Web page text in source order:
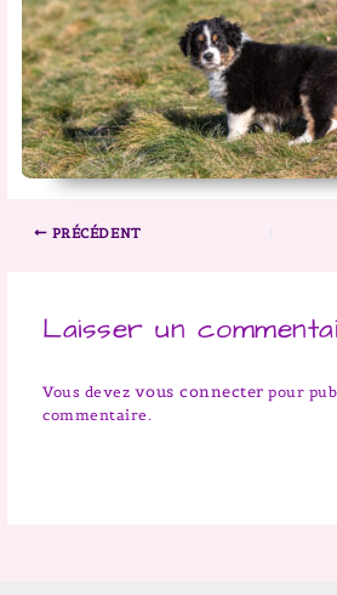
PRÉCÉDENT
Laisser un
Vous devez vous connecter pour
commentaire.